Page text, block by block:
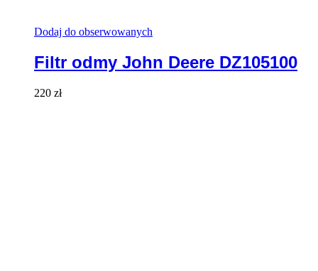
Dodaj do obserwowanych
Filtr odmy John Deere DZ105100
220 zł